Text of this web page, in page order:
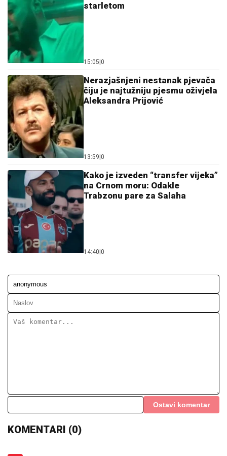
starletom
15:05 0
Nerazjašnjeni nestanak pjevača
čiju je najtužniju pjesmu oživjela
Aleksandra Prijović
13:59 0
Kako je izveden “transfer vijeka”
na Crnom moru: Odakle
Trabzonu pare za Salaha
14:40 0
Ostavi komentar
KOMENTARI (0)